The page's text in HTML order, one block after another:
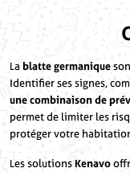
La blatte germanique
Identifier ses signes,
une combinaison de
permet de limiter les
protéger votre
Les solutionsKenavo